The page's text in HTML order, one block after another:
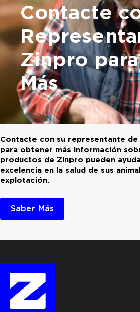
Contacte
Zinpro
Más
Contacte con su representante
para obtener más información
productos de Zinpro pueden
excelencia en la salud de sus
explotación.
Saber Más